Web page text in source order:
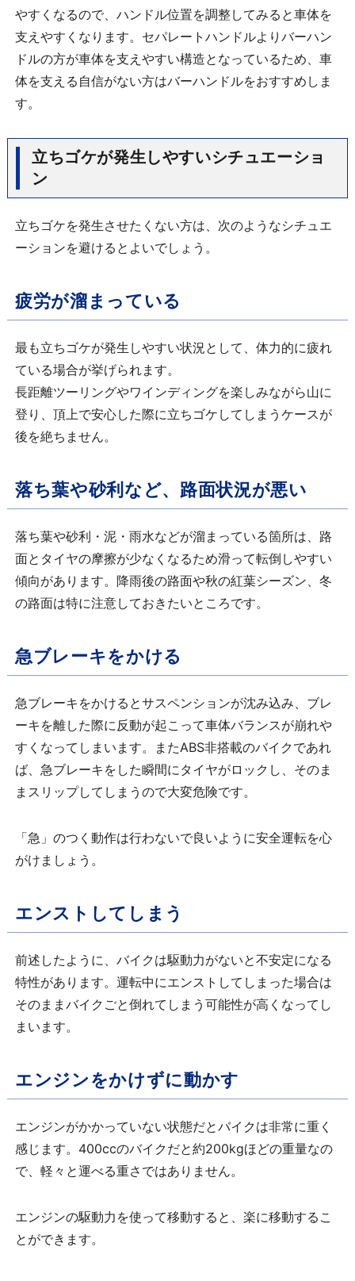
やすくなるので、ハンドル位置を調整してみると車体を
支えやすくなります。セパレートハンドルよりバーハン
ドルの方が車体を支えやすい構造となっているため、車
体を支える自信がない方はバーハンドルをおすすめしま
す。
立ちゴケが発生しやすいシチュエーショ
ン
立ちゴケを発生させたくない方は、次のようなシチュエ
ーションを避けるとよいでしょう。
疲労が溜まっている
最も立ちゴケが発生しやすい状況として、体力的に疲れ
ている場合が挙げられます。
長距離ツーリングやワインディングを楽しみながら山に
登り、頂上で安心した際に立ちゴケしてしまうケースが
後を絶ちません。
落ち葉や砂利など、路面状況が悪い
落ち葉や砂利・泥・雨水などが溜まっている箇所は、路
面とタイヤの摩擦が少なくなるため滑って転倒しやすい
傾向があります。降雨後の路面や秋の紅葉シーズン、冬
の路面は特に注意しておきたいところです。
急ブレーキをかける
急ブレーキをかけるとサスペンションが沈み込み、ブレ
ーキを離した際に反動が起こって車体バランスが崩れや
すくなってしまいます。またABS非搭載のバイクであれ
ば、急ブレーキをした瞬間にタイヤがロックし、そのま
まスリップしてしまうので大変危険です。
「急」のつく動作は行わないで良いように安全運転を心
がけましょう。
エンストしてしまう
前述したように、バイクは駆動力がないと不安定になる
特性があります。運転中にエンストしてしまった場合は
そのままバイクごと倒れてしまう可能性が高くなってし
まいます。
エンジンをかけずに動かす
エンジンがかかっていない状態だとバイクは非常に重く
感じます。400ccのバイクだと約200kgほどの重量なの
で、軽々と運べる重さではありません。
エンジンの駆動力を使って移動すると、楽に移動するこ
とができます。